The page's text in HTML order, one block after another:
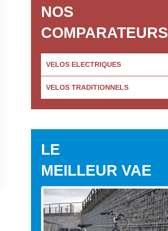
NOS
COMPARATEURS
VELOS ELECTRIQUES
VELOS TRADITIONNELS
LE
MEILLEUR VAE